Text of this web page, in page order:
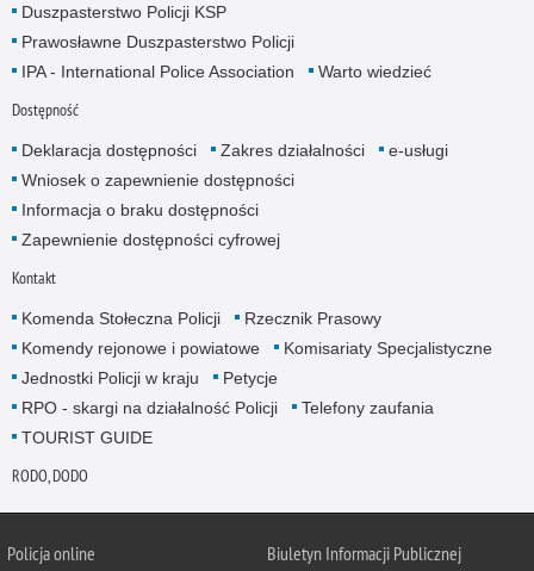
Duszpasterstwo Policji KSP
Prawosławne Duszpasterstwo Policji
IPA - International Police Association
Warto wiedzieć
Dostępność
Deklaracja dostępności Zakres działalności
e-usługi
Wniosek o zapewnienie dostępności
Informacja o braku dostępności
Zapewnienie dostępności cyfrowej
Kontakt
Komenda Stołeczna Policji
Rzecznik Prasowy
Komendy rejonowe i powiatowe
Komisariaty Specjalistyczne
Jednostki Policji w kraju
Petycje
RPO - skargi na działalność Policji
Telefony zaufania
TOURIST GUIDE
RODO, DODO
Policja online Biuletyn Informacji Publicznej